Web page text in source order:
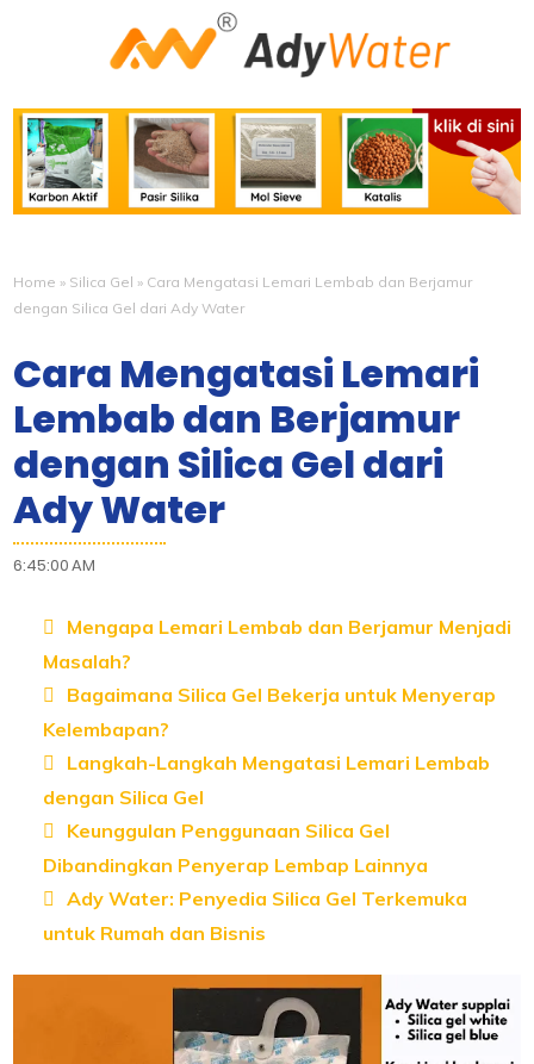
Home » Silica Gel » Cara Mengatasi Lemari Lembab dan Berjamur
dengan Silica Gel dari Ady Water
Cara Mengatasi Lemari
Lembab dan Berjamur
dengan Silica Gel dari
Ady Water
6:45:00 AM
Mengapa Lemari Lembab dan Berjamur Menjadi
Masalah?
Bagaimana Silica Gel Bekerja untuk Menyerap
Kelembapan?
Langkah-Langkah Mengatasi Lemari Lembab
dengan Silica Gel
Keunggulan Penggunaan Silica Gel
Dibandingkan Penyerap Lembap Lainnya
Ady Water: Penyedia Silica Gel Terkemuka
untuk Rumah dan Bisnis